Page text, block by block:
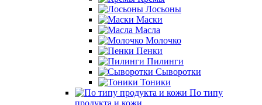
Лосьоны
Маски
Масла
Молочко
Пенки
Пилинги
Сыворотки
Тоники
По типу
продукта и кожи